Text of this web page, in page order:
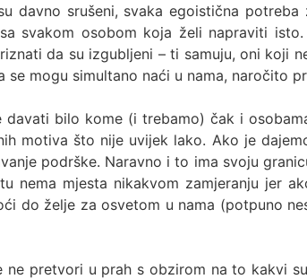
davno srušeni, svaka egoistična
svakom osobom koja želi napraviti
da su izgubljeni – ti samuju, oni koji
mogu simultano naći u nama, naročito
davati bilo kome (i trebamo) čak i
motiva što nije uvijek lako. Ako je
podrške. Naravno i to ima svoju
nema mjesta nikakvom zamjeranju jer
do želje za osvetom u nama (potpuno
ne pretvori u prah s obzirom na to kakvi